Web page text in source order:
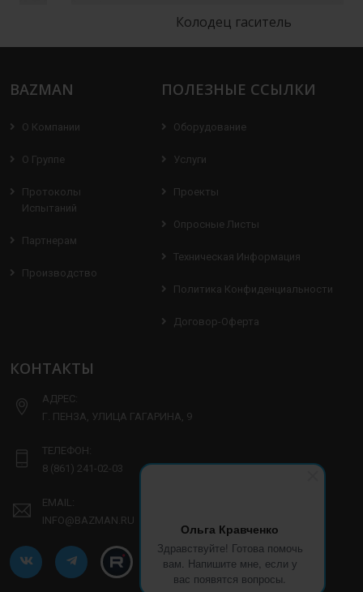
Ольга Кравченко
Здравствуйте! Готова помочь
вам. Напишите мне, если у
вас появятся вопросы.
Колодец гаситель
BAZMAN
О Компании
О Группе
Протоколы
Испытаний
Партнерам
Производство
ПОЛЕЗНЫЕ ССЫЛКИ
Оборудование
Услуги
Проекты
Опросные Листы
Техническая Информация
Политика Конфиденциальности
Договор-Оферта
КОНТАКТЫ
АДРЕС:
Г. ПЕНЗА, УЛИЦА ГАГАРИНА, 9
ТЕЛЕФОН:
8 (861) 241-02-03
EMAIL:
INFO@BAZMAN.RU